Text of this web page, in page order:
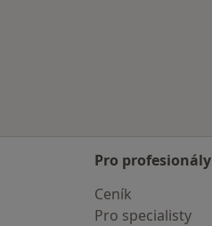
Pro profesionály
Ceník
Pro specialisty